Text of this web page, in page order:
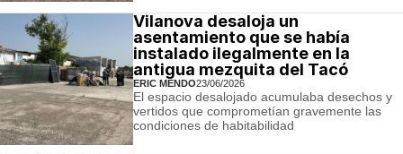
Vilanova desaloja un
asentamiento que se había
instalado ilegalmente en la
antigua mezquita del Tacó
ERIC MENDO23/06/2026
El espacio desalojado acumulaba desechos y
vertidos que comprometían gravemente las
condiciones de habitabilidad